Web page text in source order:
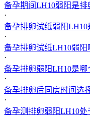
备孕期间LH10弱阳是排
·
备孕排卵试纸弱阳LH10
·
备孕排卵试纸LH10弱阳
·
备孕排卵弱阳LH10是哪
·
备孕排卵后同房时间选
·
备孕测排卵弱阳LH10处